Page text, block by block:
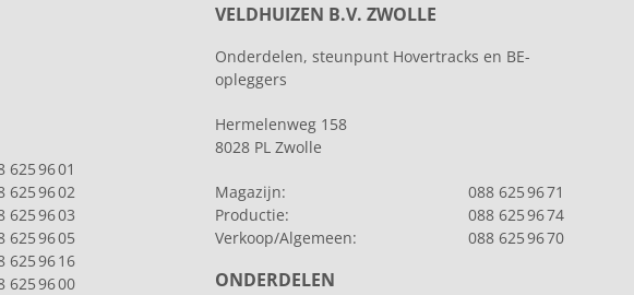
625 96 01
625 96 02
625 96 03
625 96 05
625 96 16
625 96 00
VELDHUIZEN B.V. ZWOLLE
Onderdelen, steunpunt Hovertracks en BE-
opleggers
Hermelenweg 158
8028 PL Zwolle
Magazijn:
088 625 96 71
Productie:
088 625 96 74
Verkoop/Algemeen:
088 625 96 70
ONDERDELEN